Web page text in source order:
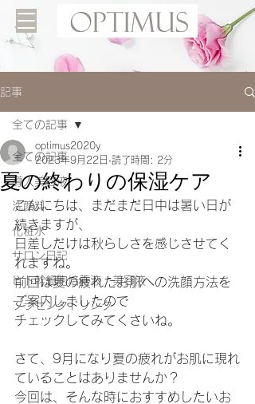
記事
全ての記事
導入美容液
洗顔料
化粧水
サロン日記
ヒト幹細胞培養液 美容液
プラセンタドリンク
全ての記事
夏の終わりの保湿ケア
optimus2020y
2023年9月22日 読了時間: 2分
こんにちは、まだまだ日中は暑い日が
続きますが、
日差しだけは秋らしさを感じさせてく
れますね。
前回は夏の疲れたお肌への洗顔方法を
ご案内しましたので
チェックしてみてくさいね。
さて、9月になり夏の疲れがお肌に現れ
ていることはありませんか？
今回は、そんな時におすすめしたいお